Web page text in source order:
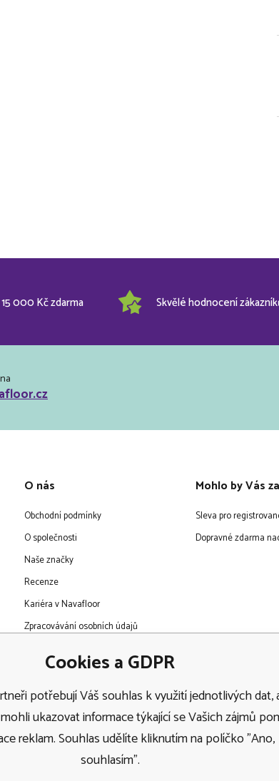
000 Kč zdarma Skvělé hodnocení
O nás
Obchodní podmínky
O společnosti
Naše značky
Recenze
Kariéra v Navafloor
Zpracovávání osobních údajů
Mohlo by Vás
Sleva pro
Dopravné zdarma
Doprava
Cookies a GDPR
potřebují Váš souhlas k využití jednotlivých dat,
ukazovat informace týkající se Vašich zájmů
reklam. Souhlas udělíte kliknutím na políčko "Ano,
souhlasím".